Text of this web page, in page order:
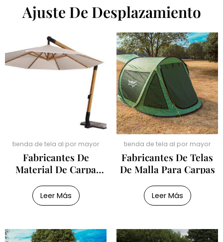
Ajuste De Desplazamiento
tienda de tela al por mayor
Fabricantes De
Material De Carpa
Leer Más
tienda de tela al por mayor
Fabricantes De Telas
De Malla Para Carpas
Leer Más